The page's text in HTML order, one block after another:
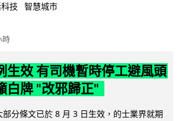
技 智慧城市
時
生效 有司機暫時停工避風頭
白牌 "改邪歸正"
分條文已於 8 月 3 日生效，的士業界就期